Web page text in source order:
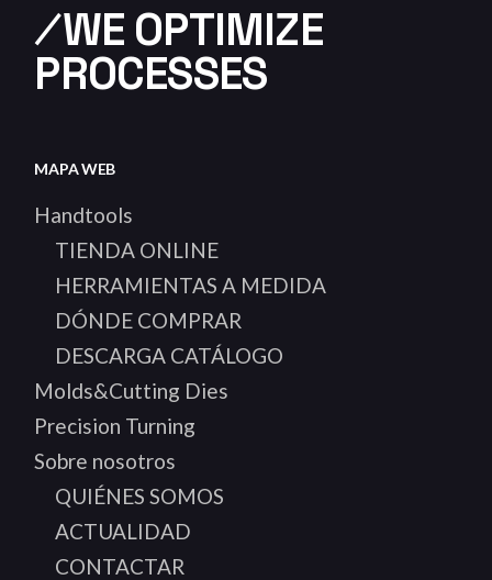
⁄WE OPTIMIZE
PROCESSES
MAPA WEB
Handtools
TIENDA ONLINE
HERRAMIENTAS A MEDIDA
DÓNDE COMPRAR
DESCARGA CATÁLOGO
Molds&Cutting Dies
Precision Turning
Sobre nosotros
QUIÉNES SOMOS
ACTUALIDAD
CONTACTAR